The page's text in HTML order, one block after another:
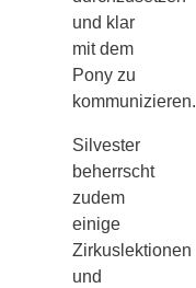
und klar
mit dem
Pony zu
kommunizieren.
Silvester
beherrscht
zudem
einige
Zirkuslektionen
und